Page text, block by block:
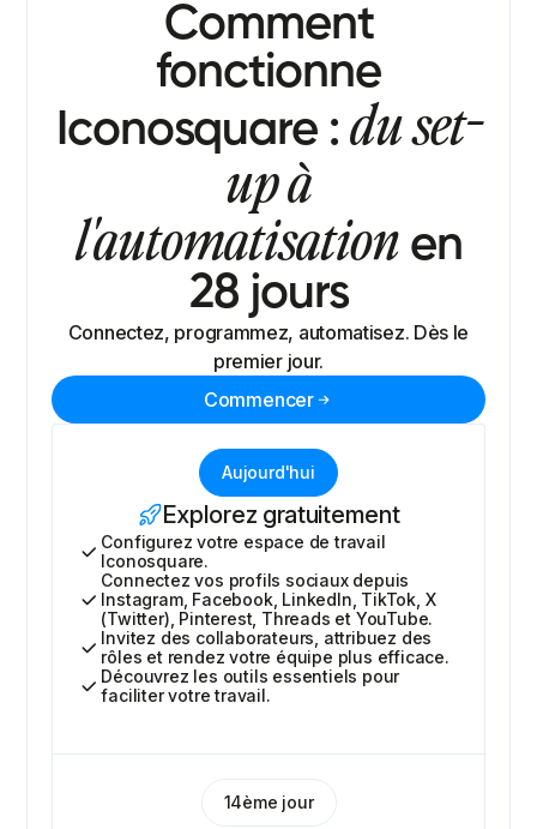
Comment
fonctionne
Iconosquare : du set-
up à
l'automatisationen
28 jours
Connectez, programmez, automatisez. Dès le
premier jour.
Commencer
Aujourd'hui
Explorez gratuitement
Configurez votre espace de travail
Iconosquare.
Connectez vos profils sociaux depuis
Instagram, Facebook, LinkedIn, TikTok, X
(Twitter), Pinterest, Threads et YouTube.
Invitez des collaborateurs, attribuez des
rôles et rendez votre équipe plus efficace.
Découvrez les outils essentiels pour
faciliter votre travail.
14ème jour